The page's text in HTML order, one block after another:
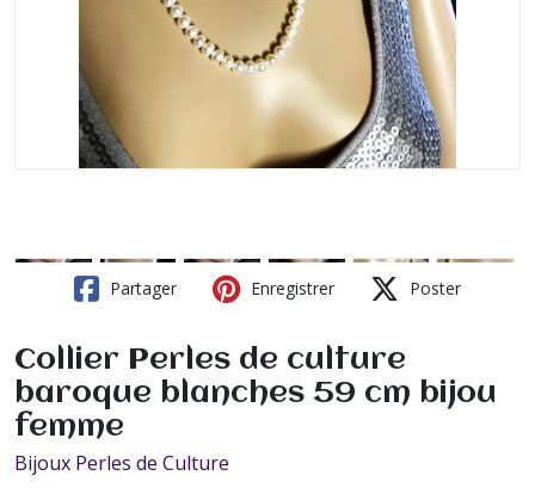
Partager Enregistrer Poster
Collier Perles de culture
baroque blanches 59 cm bijou
femme
Bijoux Perles de Culture